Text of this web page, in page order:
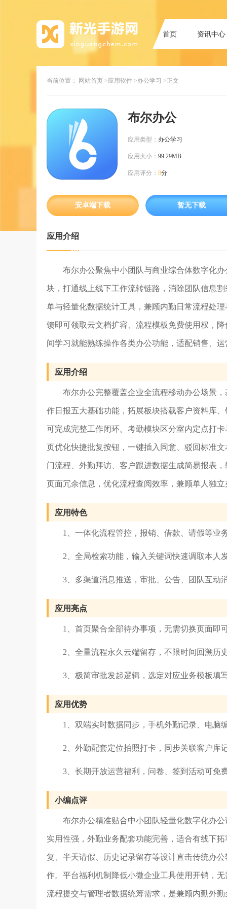
首页 资讯中心
当前位置： 网站首页 >应用软件 >办公学习 >正文
布尔办公
应用类型： 办公学习
应用大小： 99.29MB
应用评分： 8分
安卓端下载 暂无下载
应用介绍
布尔办公聚焦中小团队与商业综合体数字化
块，打通线上线下工作流转链路，消除团队信息
单与轻量化数据统计工具，兼顾内勤日常流程处
馈即可领取云文档扩容、流程模板免费使用权，
间学习就能熟练操作各类办公功能，适配销售、
应用介绍
布尔办公完整覆盖企业全流程移动办公场景
作日报五大基础功能，拓展板块搭载客户资料库
可完成完整工作闭环。考勤模块区分室内定点打
页优化快捷批复按钮，一键插入同意、驳回标准
门流程、外勤拜访、客户跟进数据生成简易报表
页面冗余信息，优化流程查阅效率，兼顾单人独
应用特色
1、一体化流程管控，报销、借款、请假等业
2、全局检索功能，输入关键词快速调取本人
3、多渠道消息推送，审批、公告、团队互动
应用亮点
1、首页聚合全部待办事项，无需切换页面即
2、全量流程永久云端留存，不限时间回溯历
3、极简审批发起逻辑，选定对应业务模板填
应用优势
1、双端实时数据同步，手机外勤记录、电脑
2、外勤配套定位拍照打卡，同步关联客户库
3、长期开放运营福利，问卷、签到活动可免
小编点评
布尔办公精准贴合中小团队轻量化数字化办
实用性强，外勤业务配套功能完善，适合有线下
复、半天请假、历史记录留存等设计直击传统办
作。平台福利机制降低小微企业工具使用开销，
流程提交与管理者数据统筹需求，是兼顾内勤外